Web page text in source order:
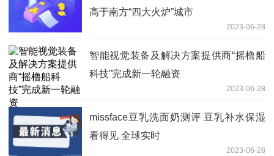
高于南方“四大火炉”城市
2023-06-28
智能视觉装备及解决方案提供商“摇橹船
科技”完成新一轮融资
2023-06-28
missface豆乳洗面奶测评 豆乳补水保湿
看得见 全球实时
2023-06-28